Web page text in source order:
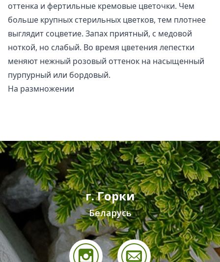
оттенка и фертильные кремовые цветочки. Чем
больше крупных стерильных цветков, тем плотнее
выглядит соцветие. Запах приятный, с медовой
ноткой, но слабый. Во время цветения лепестки
меняют нежный розовый оттенок на насыщенный
пурпурный или бордовый.
На размножении
г. Горки
Беларусь